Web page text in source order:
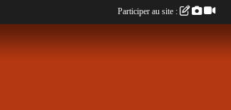
Participer au site :